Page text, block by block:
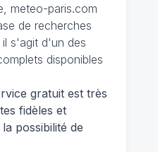
meteo-paris.com
de recherches
s'agit d'un des
disponibles
gratuit est très
fidèles et
possibilité de